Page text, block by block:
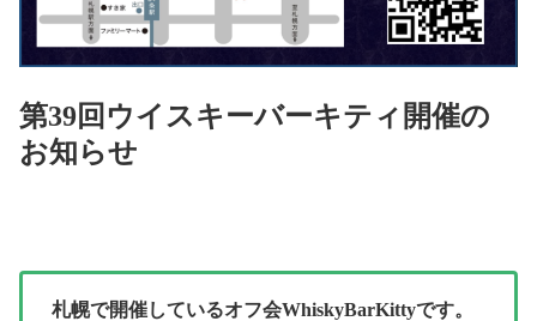
第39回ウイスキーバーキティ開催の
お知らせ
札幌で開催しているオフ会WhiskyBarKittyです。